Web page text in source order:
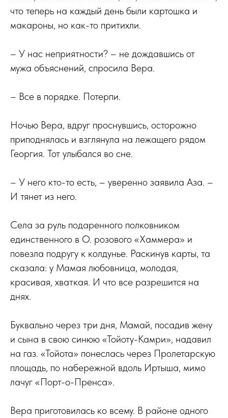
что теперь на каждый день были картошка и
макароны, но как-то притихли.
– У нас неприятности? – не дождавшись от
мужа объяснений, спросила Вера.
– Все в порядке. Потерпи.
Ночью Вера, вдруг проснувшись, осторожно
приподнялась и взглянула на лежащего рядом
Георгия. Тот улыбался во сне.
– У него кто-то есть, – уверенно заявила Аза. –
И тянет из него.
Села за руль подаренного полковником
единственного в О. розового «Хаммера» и
повезла подругу к колдунье. Раскинув карты, та
сказала: у Мамая любовница, молодая,
красивая, хваткая. И что все разрешится на
днях.
Буквально через три дня, Мамай, посадив жену
и сына в свою синюю «Тойоту-Камри», надавил
на газ. «Тойота» понеслась через Пролетарскую
площадь, по набережной вдоль Иртыша, мимо
лачуг «Порт-о-Пренса».
Вера приготовилась ко всему. В районе одного